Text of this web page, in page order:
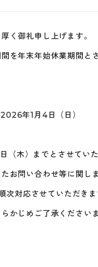
く御礼申し上げます。
を年末年始休業期間と
年1月4日（日）
（木）までとさせていた
お問い合わせ等に関し
対応させていただきま
かじめご了承ください